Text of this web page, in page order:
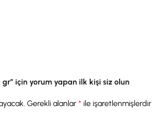
için yorum yapan ilk kişi siz olun
Gerekli alanlar* ile işaretlenmişlerdir